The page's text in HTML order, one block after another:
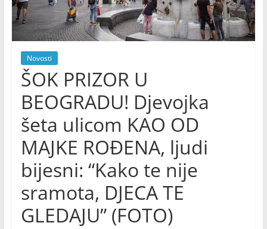
Novosti
ŠOK PRIZOR U
BEOGRADU! Djevojka
šeta ulicom KAO OD
MAJKE ROĐENA, ljudi
bijesni: “Kako te nije
sramota, DJECA TE
GLEDAJU” (FOTO)